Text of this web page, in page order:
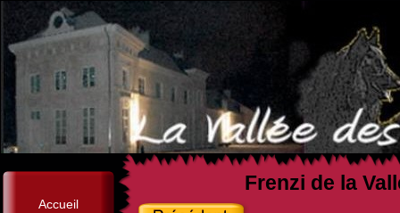
Accueil
Frenzi de la